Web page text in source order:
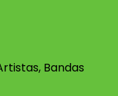
Bandas